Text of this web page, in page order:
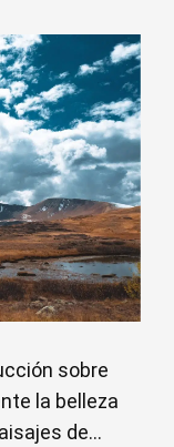
sobre
la belleza
de...